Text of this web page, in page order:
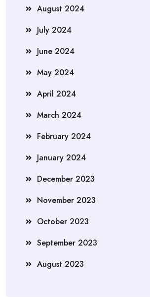
August 2024
July 2024
June 2024
May 2024
April 2024
March 2024
February 2024
January 2024
December 2023
November 2023
October 2023
September 2023
August 2023